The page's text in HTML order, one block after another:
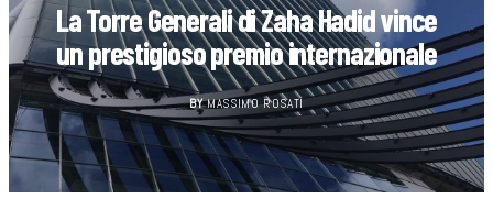
La Torre Generali di Zaha Hadid vince
un prestigioso premio internazionale
BY MASSIMO ROSATI